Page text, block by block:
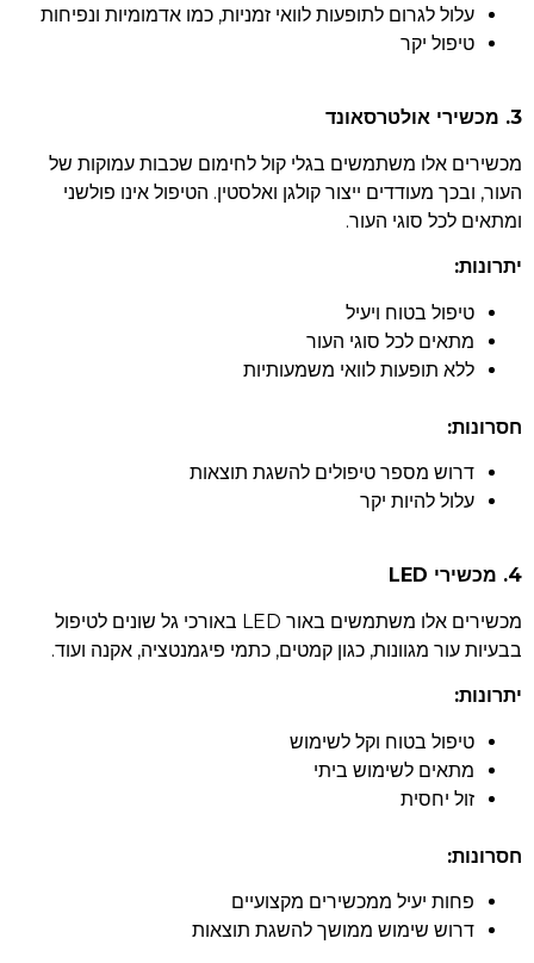
עלול לגרום לתופעות לוואי זמניות, כמו אדמומיות ונפיחות
טיפול יקר
3. מכשירי אולטרסאונד
מכשירים אלו משתמשים בגלי קול לחימום שכבות עמוקות של
העור, ובכך מעודדים ייצור קולגן ואלסטין. הטיפול אינו פולשני
ומתאים לכל סוגי העור.
יתרונות:
טיפול בטוח ויעיל
מתאים לכל סוגי העור
ללא תופעות לוואי משמעותיות
חסרונות:
דרוש מספר טיפולים להשגת תוצאות
עלול להיות יקר
4. מכשירי LED
מכשירים אלו משתמשים באור LED באורכי גל שונים לטיפול
בבעיות עור מגוונות, כגון קמטים, כתמי פיגמנטציה, אקנה ועוד.
יתרונות:
טיפול בטוח וקל לשימוש
מתאים לשימוש ביתי
זול יחסית
חסרונות:
פחות יעיל ממכשירים מקצועיים
דרוש שימוש ממושך להשגת תוצאות